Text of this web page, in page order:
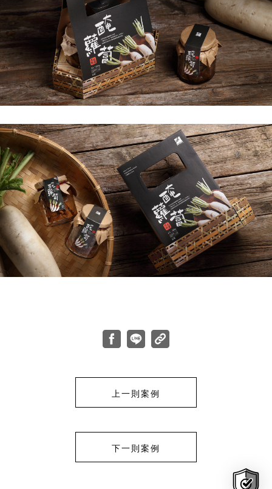
上一則案例
下一則案例